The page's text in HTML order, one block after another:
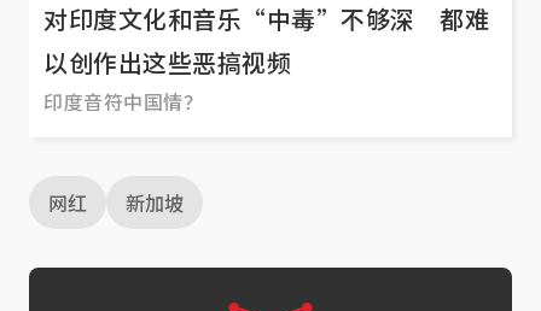
对印度文化和音乐“中毒”不够深 都难
以创作出这些恶搞视频
印度音符中国情？
网红 新加坡